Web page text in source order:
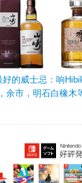
好的威士忌：响
余市，明石白橡木